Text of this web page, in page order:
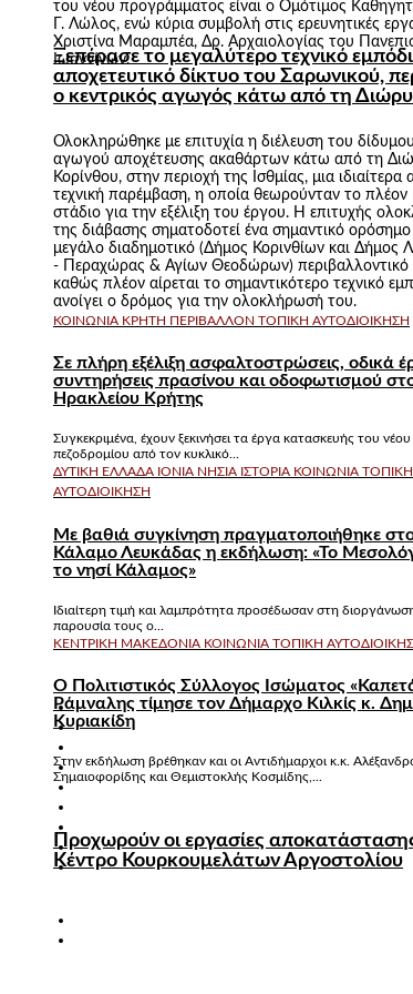
Ξεπέρασε το μεγαλύτερο τεχνικό
αποχετευτικό δίκτυο του Σαρωνικού,
ο κεντρικός αγωγός κάτω από τη
Ολοκληρώθηκε με επιτυχία η διέλευση του
αγωγού αποχέτευσης ακαθάρτων κάτω από τη
Κορίνθου, στην περιοχή της Ισθμίας, μια ιδιαίτερα
τεχνική παρέμβαση, η οποία θεωρούνταν το πλέον
στάδιο για την εξέλιξη του έργου. Η επιτυχής
της διάβασης σηματοδοτεί ένα σημαντικό ορόσημο
μεγάλο διαδημοτικό (Δήμος Κορινθίων και Δήμος
- Περαχώρας & Αγίων Θεοδώρων) περιβαλλοντικό
καθώς πλέον αίρεται το σημαντικότερο τεχνικό
ανοίγει ο δρόμος για την ολοκλήρωσή του.
ΚΟΙΝΩΝΊΑ ΚΡΉΤΗ ΠΕΡΙΒΆΛΛΟΝ ΤΟΠΙΚΉ ΑΥΤΟΔΙΟΊΚΗΣΗ
Σε πλήρη εξέλιξη ασφαλτοστρώσεις, οδικά
συντηρήσεις πρασίνου και οδοφωτισμού
Ηρακλείου Κρήτης
Συγκεκριμένα, έχουν ξεκινήσει τα έργα κατασκευής του νέου
πεζοδρομίου από τον κυκλικό...
ΔΥΤΙΚΉ ΕΛΛΆΔΑ ΙΌΝΙΑ ΝΗΣΙΆ ΙΣΤΟΡΊΑ ΚΟΙΝΩΝΊΑ ΤΟΠΙΚΉ
ΑΥΤΟΔΙΟΊΚΗΣΗ
Με βαθιά συγκίνηση πραγματοποιήθηκε
Κάλαμο Λευκάδας η εκδήλωση: «Το
το νησί Κάλαμος»
Ιδιαίτερη τιμή και λαμπρότητα προσέδωσαν στη
παρουσία τους ο...
ΚΕΝΤΡΙΚΉ ΜΑΚΕΔΟΝΊΑ ΚΟΙΝΩΝΊΑ ΤΟΠΙΚΉ
Ο Πολιτιστικός Σύλλογος Ισώματος
Ράμναλης τίμησε τον Δήμαρχο Κιλκίς κ.
Κυριακίδη
Στην εκδήλωση βρέθηκαν και οι Αντιδήμαρχοι κ.κ.
Σημαιοφορίδης και Θεμιστοκλής Κοσμίδης,...
Προχωρούν οι εργασίες
Κέντρο Κουρκουμελάτων Αργοστολίου
του νέου προγράμματος είναι ο Ομότιμος
Γ. Λώλος, ενώ κύρια συμβολή στις ερευνητικές
Χριστίνα Μαραμπέα, Δρ. Αρχαιολογίας του
Ιωαννίνων.